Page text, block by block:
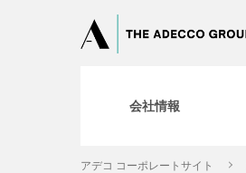
会社情報
アデコ コーポレートサイト